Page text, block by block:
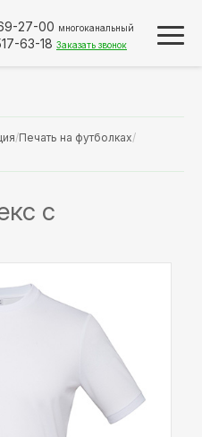
27-00 многоканальный
63-18 Заказать звонок
/Печать на футболках/
с